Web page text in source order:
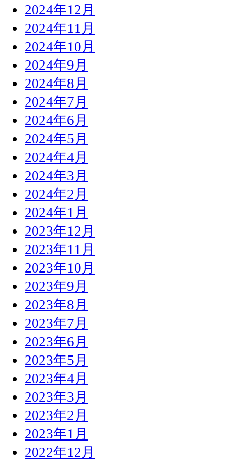
2024年12月
2024年11月
2024年10月
2024年9月
2024年8月
2024年7月
2024年6月
2024年5月
2024年4月
2024年3月
2024年2月
2024年1月
2023年12月
2023年11月
2023年10月
2023年9月
2023年8月
2023年7月
2023年6月
2023年5月
2023年4月
2023年3月
2023年2月
2023年1月
2022年12月